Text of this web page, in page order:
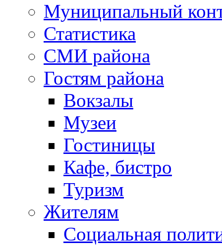
Муниципальный
Статистика
СМИ района
Гостям района
Вокзалы
Музеи
Гостиницы
Кафе, бистро
Туризм
Жителям
Социальная